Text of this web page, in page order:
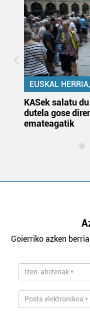
EUSKAL
KASek salatu
dutela gose
emateagatik
Goierriko azken